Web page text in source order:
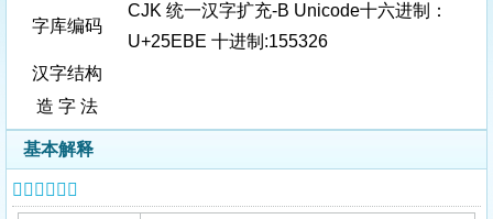
字库编码
CJK 统一汉字扩充-B Unicode十六进制：
U+25EBE 十进制:155326
汉字结构
造 字 法
基本解释
𥺾字基本信息